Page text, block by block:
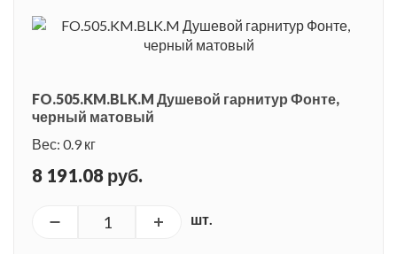
FO.505.KM.BLK.M Душевой гарнитур Фонте,
черный матовый
Вес: 0.9 кг
8 191.08 руб.
шт.